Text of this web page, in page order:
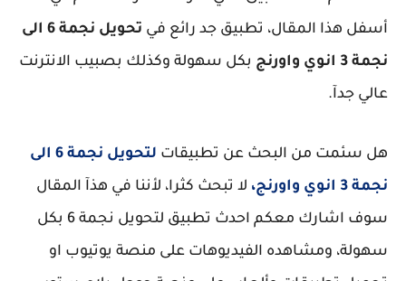
أسفل هذا المقال، تطبيق جد رائع في
تحويل نجمة 6 الى
نجمة 3 انوي واورنج
بكل سهولة وكذلك بصبيب الانترنت
عالي جدآ.
هل سئمت من البحث عن تطبيقات
لتحويل نجمة 6 الى
نجمة 3 انوي واورنج،
لا تبحث كثرا، لأننا في هذآ المقال
سوف اشارك معكم احدث تطبيق لتحويل نجمة 6 بكل
سهولة، ومشاهده الفيديوهات على منصة يوتيوب او